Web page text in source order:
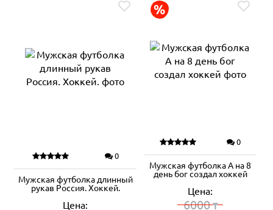
0
Мужская футболка длинный
рукав Россия. Хоккей.
Цена:
0
Мужская футболка А на 8
день бог создал хоккей
Цена:
6000₸